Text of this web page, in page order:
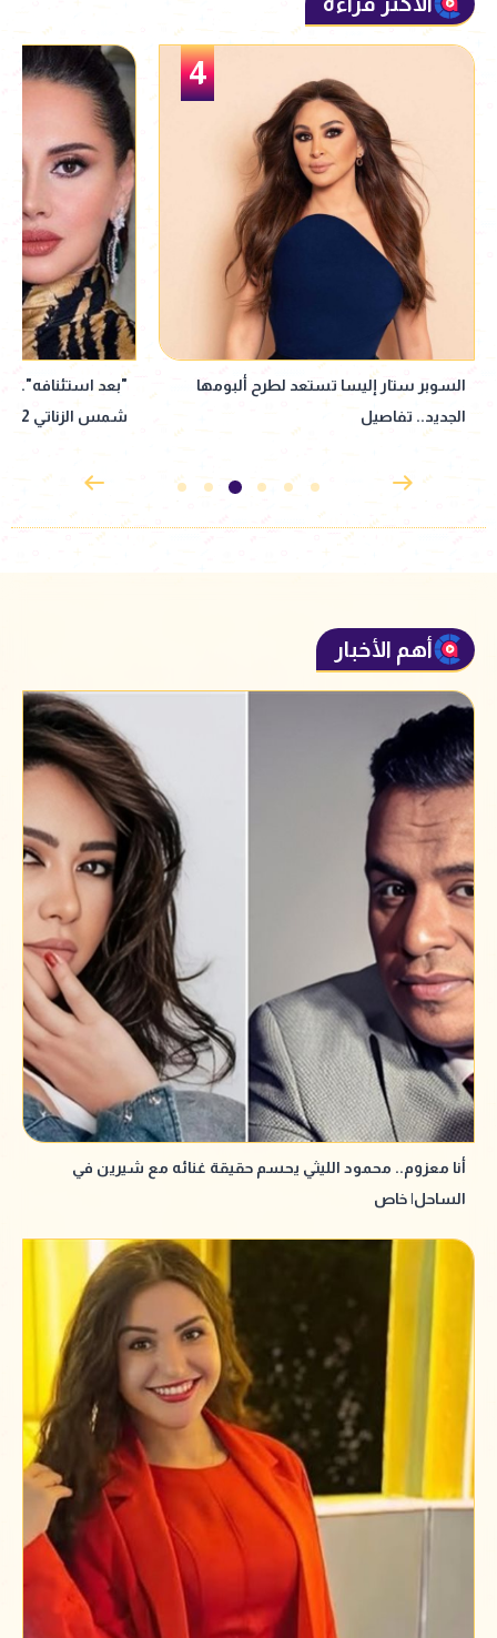
5
"بعد استئنافه".. ياسمين رئيس تعلن عن
شمس الزناتي 2
هنيدي يوجّه شكر
أهم الأخبار
أنا معزوم.. محمود الليثي يحسم حقيقة غنائه مع شيرين في
الساحل| خاص